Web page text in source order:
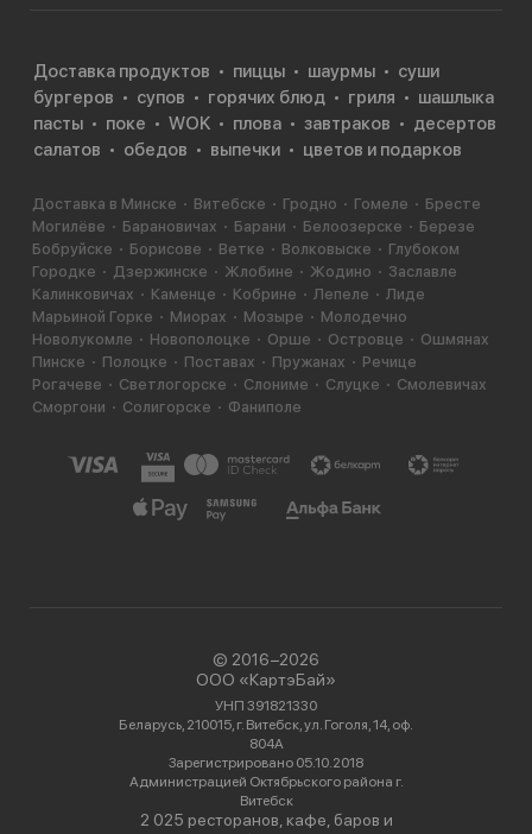
Доставка продуктов пиццы шаурмы
суши
бургеров
супов горячих блюд гриля
шашлыка
пасты
поке WOK плова завтраков
десертов
салатов
обедов выпечки цветов и подарков
Доставка в Минске Витебске Гродно Гомеле
Бресте
Могилёве
Барановичах Барани Белоозерске
Березе
Бобруйске
Борисове Ветке Волковыске
Глубоком
Городке
Дзержинске Жлобине Жодино
Заславле
Калинковичах
Каменце Кобрине Лепеле
Лиде
Марьиной Горке
Миорах Мозыре
Молодечно
Новолукомле
Новополоцке Орше Островце
Ошмянах
Пинске
Полоцке Поставах Пружанах
Речице
Рогачеве
Светлогорске Слониме Слуцке
Смолевичах
Сморгони
Солигорске Фаниполе
© 2016−2026
ООО «КартэБай»
УНП 391821330
Беларусь, 210015, г. Витебск, ул. Гоголя, 14, оф.
804А
Зарегистрировано 05.10.2018
Администрацией Октябрьского района г.
Витебск
2 025 ресторанов, кафе, баров и